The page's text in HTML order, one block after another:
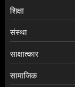
शिक्षा
संस्था
साक्षात्कार
सामाजिक